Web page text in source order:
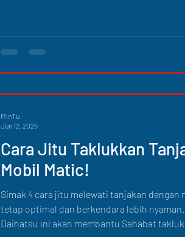
Cara Jitu Taklukkan
Mobil Matic!
Simak 4 cara jitu melewati tanjakan dengan
tetap optimal dan berkendara lebih
Daihatsu ini akan membantu Sahabat
MinTu
Jun 12, 2025